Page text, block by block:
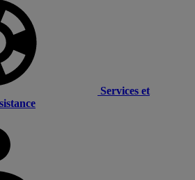
Services et